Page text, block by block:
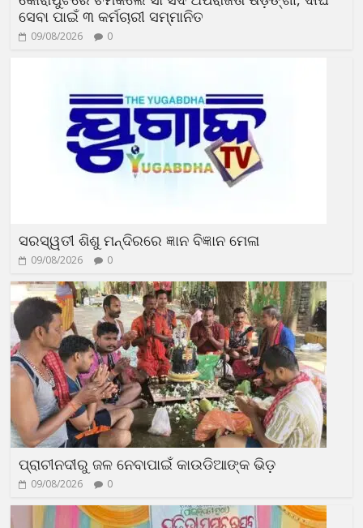
ସେବା ପାଇଁ ୩ କର୍ମଚାରୀ ସମ୍ମାନିତ
09/08/2026 0
ସରସ୍ୱତୀ ଶିଶୁ ମନ୍ଦିରରେ ଜ୍ଞାନ ବିଜ୍ଞାନ ମେଳା
09/08/2026 0
ପ୍ରାଚୀନଦୀରୁ ଜଳ ନେବାପାଇଁ କାଉଡିଆଙ୍କ ଭିଡ଼
09/08/2026 0